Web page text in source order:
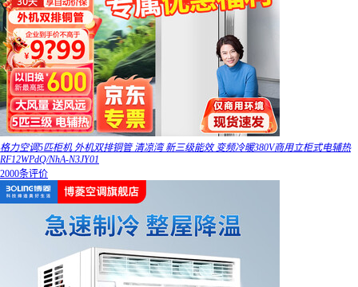
格力空调5匹柜机 外机双排铜管 清凉湾 新三级能效 变频冷暖380V商用立柜式电辅热
RF12WPdQ/NhA-N3JY01
2000条评价